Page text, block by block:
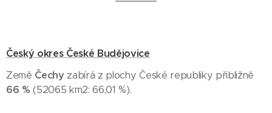
Český okres České Budějovice
Země Čechy zabírá z plochy České republiky přibližně
66 % (52065 km2: 66,01 %).